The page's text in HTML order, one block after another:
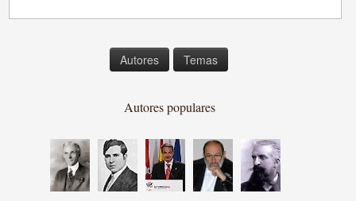
Autores Temas
Autores populares